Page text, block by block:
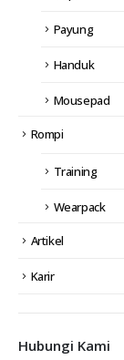
Payung
Handuk
Mousepad
Rompi
Training
Wearpack
Artikel
Karir
Hubungi Kami